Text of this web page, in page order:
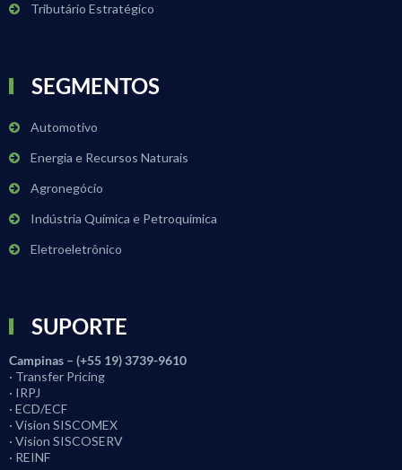
Tributário Estratégico
SEGMENTOS
Automotivo
Energia e Recursos Naturais
Agronegócio
Indústria Química e Petroquímica
Eletroeletrônico
SUPORTE
Campinas – (+55 19) 3739-9610
· Transfer Pricing
· IRPJ
· ECD/ECF
· Vision SISCOMEX
· Vision SISCOSERV
· REINF